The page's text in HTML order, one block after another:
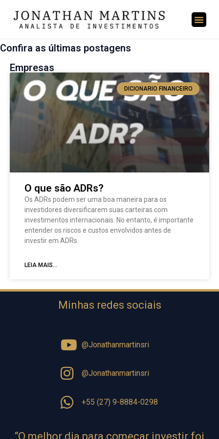
Confira as últimas postagens
Empresas
DICIONARIO FINANCEIRO
O que são ADRs?
Os ADRs podem ser uma boa maneira para os
investidores diversificarem suas carteiras com
investimentos internacionais. No entanto, é importante
entender os riscos e custos envolvidos antes de
investir em ADRs.
LEIA MAIS...
Minhas redes sociais
@Jonathanmartinsri
@Jonathanmartinsri
+55 (27) 9-8884-0298
⁠“O melhor dia para começar investir foi